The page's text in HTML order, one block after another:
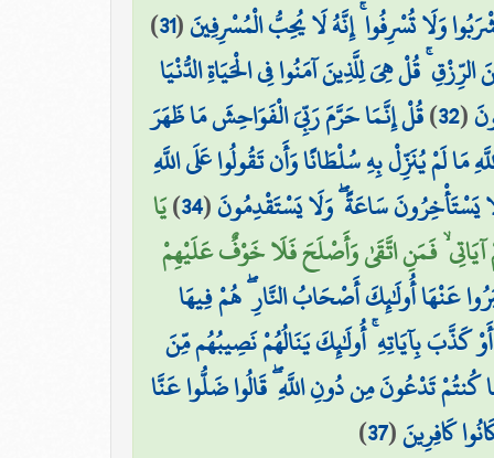
وَلَا تُسْرِفُوا ۚ إِنَّهُ لَا يُحِبُّ الْمُسْرِفِينَ(
31
)
قُلْ هِيَ لِلَّذِينَ آمَنُوا فِي الْحَيَاةِ الدُّنْيَا
(
32
)قُلْ إِنَّمَا حَرَّمَ رَبِّيَ الْفَوَاحِشَ مَا ظَهَرَ
مَا لَمْ يُنَزِّلْ بِهِ سُلْطَانًا وَأَن تَقُولُوا عَلَى اللَّهِ
يَسْتَأْخِرُونَ سَاعَةً ۖ وَلَا يَسْتَقْدِمُونَ(
34
)يَا
فَمَنِ اتَّقَىٰ وَأَصْلَحَ فَلَا خَوْفٌ عَلَيْهِمْ
عَنْهَا أُولَٰئِكَ أَصْحَابُ النَّارِ ۖ هُمْ فِيهَا
كَذَّبَ بِآيَاتِهِ ۚ أُولَٰئِكَ يَنَالُهُمْ نَصِيبُهُم مِّنَ
كُنتُمْ تَدْعُونَ مِن دُونِ اللَّهِ ۖ قَالُوا ضَلُّوا عَنَّا
كَافِرِينَ(
37
)